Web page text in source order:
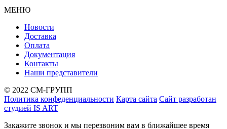
МЕНЮ
Новости
Доставка
Оплата
Документация
Контакты
Наши представители
© 2022 СМ-ГРУПП
Политика конфеденциальности Карта сайта Сайт разработан
студией IS ART
Закажите звонок и мы перезвоним вам в ближайшее время